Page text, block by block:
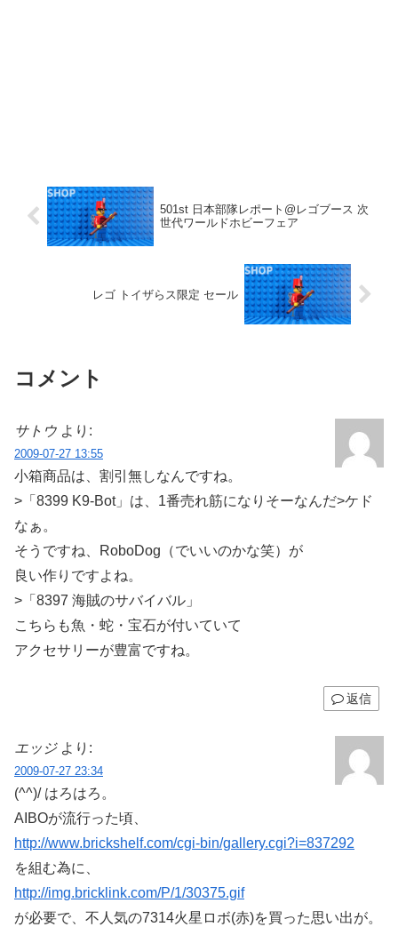
501st 日本部隊レポート@レゴブース 次
世代ワールドホビーフェア
レゴ トイザらス限定 セール
コメント
サトウ より:
2009-07-27 13:55
小箱商品は、割引無しなんですね。
>「8399 K9-Bot」は、1番売れ筋になりそーなんだ>ケド
なぁ。
そうですね、RoboDog（でいいのかな笑）が
良い作りですよね。
>「8397 海賊のサバイバル」
こちらも魚・蛇・宝石が付いていて
アクセサリーが豊富ですね。
返信
エッジ より:
2009-07-27 23:34
(^^)/ はろはろ。
AIBOが流行った頃、
http://www.brickshelf.com/cgi-bin/gallery.cgi?i=837292
を組む為に、
http://img.bricklink.com/P/1/30375.gif
が必要で、不人気の7314火星ロボ(赤)を買った思い出が。